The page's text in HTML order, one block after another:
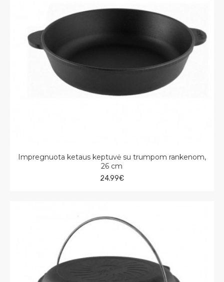
Impregnuota ketaus keptuvė su trumpom rankenom,
26 cm
24.99€